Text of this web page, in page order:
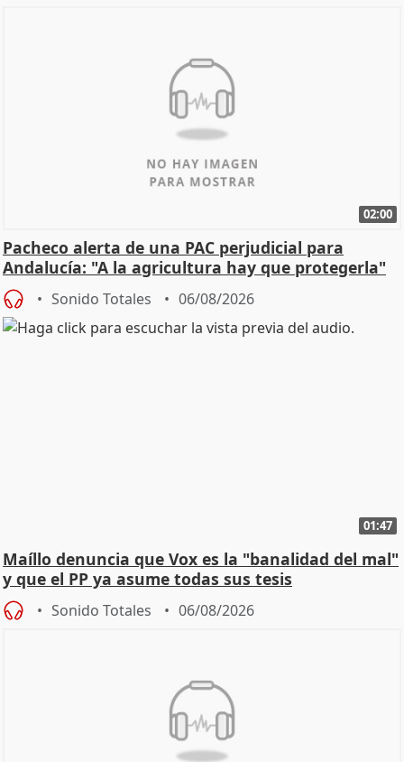
02:00
Pacheco alerta de una PAC perjudicial para
Andalucía: "A la agricultura hay que protegerla"
Sonido Totales 06/08/2026
01:47
Maíllo denuncia que Vox es la "banalidad del mal"
y que el PP ya asume todas sus tesis
Sonido Totales 06/08/2026